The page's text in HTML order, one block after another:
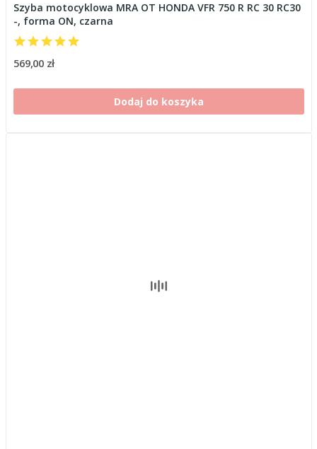
Szyba motocyklowa MRA OT HONDA VFR 750 R RC 30 RC30
-, forma ON, czarna
569,00 zł
Dodaj do koszyka